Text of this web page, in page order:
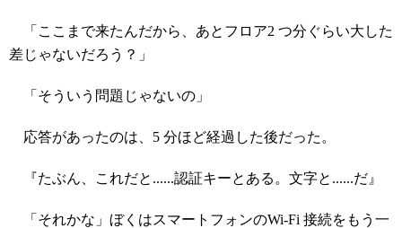
「ここまで来たんだから、あとフロア2 つ分ぐらい大した
差じゃないだろう？」
「そういう問題じゃないの」
応答があったのは、5 分ほど経過した後だった。
『たぶん、これだと......認証キーとある。文字と......だ』
「それかな」ぼくはスマートフォンのWi-Fi 接続をもう一